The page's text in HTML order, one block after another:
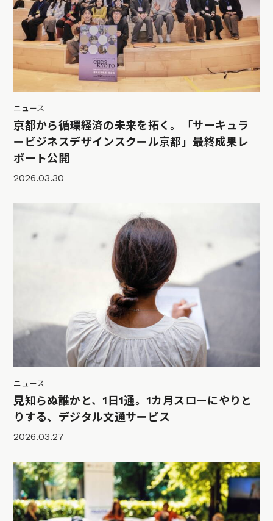
ニュース
京都から循環経済の未来を拓く。「サーキュラ
ービジネスデザインスクール京都」最終成果レ
ポート公開
2026.03.30
ニュース
見知らぬ誰かと、1日1通。1カ月スローにやりと
りする、デジタル文通サービス
2026.03.27